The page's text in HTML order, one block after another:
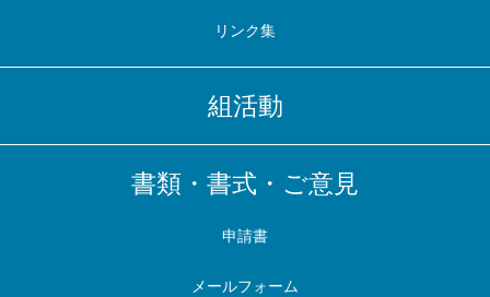
リンク集
組活動
書類・書式・ご意見
申請書
メールフォーム